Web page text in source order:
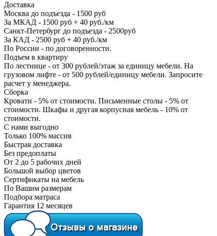
Доставка
Москва до подъезда - 1500 руб
За МКАД - 1500 руб + 40 руб./км
Санкт-Петербург до подъезда - 2500руб
За КАД - 2500 руб + 40 руб./км
По России - по договоренности.
Подъем в квартиру
По лестнице - от 300 рублей/этаж за единицу мебели. На
грузовом лифте - от 500 рублей/единицу мебели. Запросите
расчет у менеджера.
Сборка
Кровати - 5% от стоимости. Письменные столы - 5% от
стоимости. Шкафы и другая корпусная мебель - 10% от
стоимости.
С нами выгодно
Только 100% массив
Быстрая доставка
Без предоплаты
От 2 до 5 рабочих дней
Большой выбор цветов
Сертификаты на мебель
По Вашим размерам
Подбора матраса
Гарантия 12 месяцев